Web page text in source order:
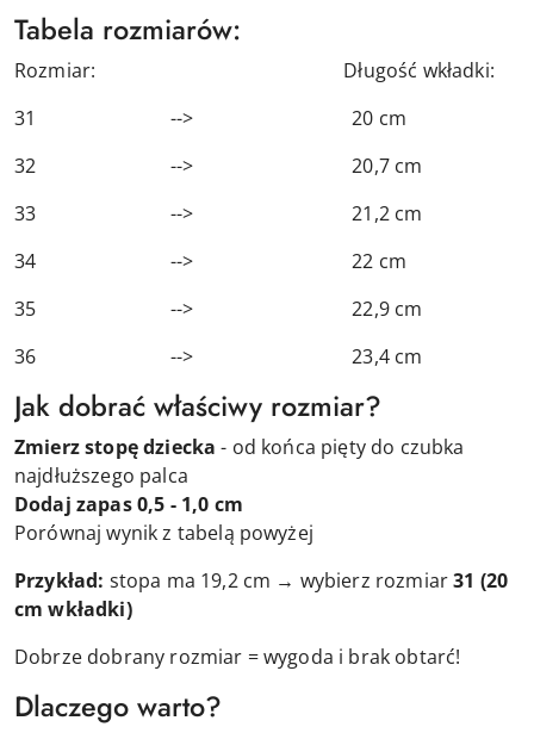
Tabela rozmiarów:
Rozmiar: Długość wkładki:
31 --> 20 cm
32 --> 20,7 cm
33 --> 21,2 cm
34 --> 22 cm
35 --> 22,9 cm
36 --> 23,4 cm
Jak dobrać właściwy rozmiar?
Zmierz stopę dziecka - od końca pięty do czubka
najdłuższego palca
Dodaj zapas 0,5 - 1,0 cm
Porównaj wynik z tabelą powyżej
Przykład: stopa ma 19,2 cm → wybierz rozmiar31 (20
cm wkładki)
Dobrze dobrany rozmiar = wygoda i brak obtarć!
Dlaczego warto?